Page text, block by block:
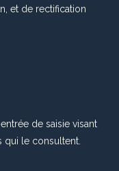
et de rectification
de saisie visant
qui le consultent.